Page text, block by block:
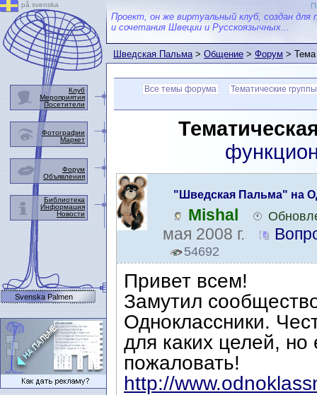
Проект, он же виртуальный клуб, создан для
и сочетания Швеции и Русскоязычных...
Шведская Пальма>Общение>Форум>
Все темы форума Тематические группы
"Шведская Пальма" на
Mishal
мая 2008 г.
54692
Привет всем!
Замутил
Одноклассники.
для каких целей,
пожаловать!
http://
på svenska
Клуб
Мероприятия
Посетители
Фотографии
Маркет
Форум
Объявления
Библиотека
Информация
Новости
Svenska Palmen